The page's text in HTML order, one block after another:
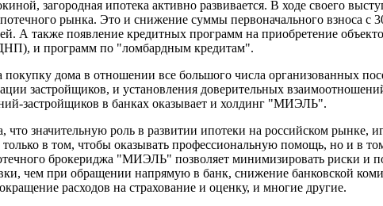
загородная ипотека активно развивается. В ходе своего
рынка. Это и снижение суммы первоначального взноса с
А также появление кредитных программ на приобретение
и программ по "ломбардным кредитам".
дома в отношении все большого числа организованных
застройщиков, и установления доверительных
застройщиков в банках оказывает и холдинг "МИЭЛЬ".
что значительную роль в развитии ипотеки на российском рынке,
только в том, чтобы оказывать профессиональную помощь, но и в
брокериджа "МИЭЛЬ" позволяет минимизировать риски и
чем при обращении напрямую в банк, снижение банковской
расходов на страхование и оценку, и многие другие.